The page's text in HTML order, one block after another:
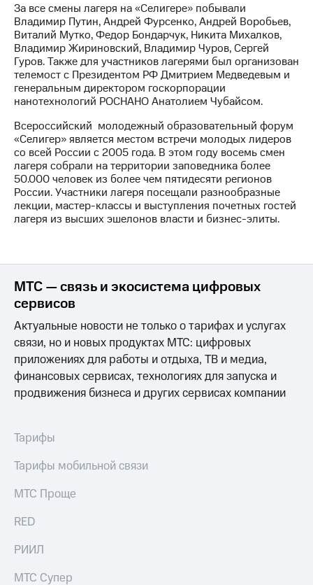
Документы
ПАО
"МТС"
Собрания
акционеров
Личный
кабинет
акционера
Акционерный
капитал
Контроль
и
аудит
Рынок
акций
Описание
Порядок
акций
Дивиденды
Рынок
облигаций
Описание
Еврооблигации-2023
Уведомление
о
Реквизиты
развитие
На главную
За все смены лагеря на «Селигере» побывали
Владимир Путин, Андрей Фурсенко, Андрей Воробьев,
Виталий Мутко, Федор Бондарчук, Никита Михалков,
Владимир Жириновский, Владимир Чуров, Сергей
Гуров. Также для участников лагерями был организован
телемост с Президентом РФ Дмитрием Медведевым и
генеральным директором госкорпорации
нанотехнологий РОСНАНО Анатолием Чубайсом.
Всероссийский молодежный образовательный форум
«Селигер» является местом встречи молодых лидеров
со всей России с 2005 года. В этом году восемь смен
лагеря собрали на территории заповедника более
50.000 человек из более чем пятидесяти регионов
России. Участники лагеря посещали разнообразные
лекции, мастер-классы и выступления почетных гостей
лагеря из высших эшелонов власти и бизнес-элиты.
МТС — связь и экосистема цифровых
сервисов
Актуальные новости не только о тарифах и услугах
связи, но и новых продуктах МТС: цифровых
приложениях для работы и отдыха, ТВ и медиа,
финансовых сервисах, технологиях для запуска и
продвижения бизнеса и других сервисах компании
Тарифы
Тарифы мобильной связи
МТС Проще
RED
РИИЛ
МТС Супер